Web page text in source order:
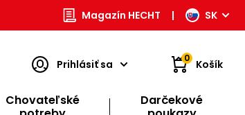
Magazín HECHT | SK
Prihlásiť sa 0 Košík
Chovateľské
Darčekové